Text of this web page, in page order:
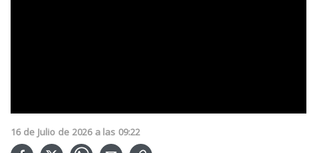
16 de Julio de 2026 a las 09:22